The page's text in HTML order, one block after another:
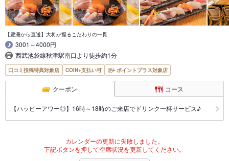
【豊洲から直送】大将が握るこだわりの一貫
3001～4000円
西武池袋線秋津駅南口より徒歩約1分
口コミ投稿特典対象店 COIN+支払い可 ポイントプラス対象店
クーポン コース
【ハッピーアワー◎】16時～18時のご来店でドリンク一杯サービス♪
カレンダーの更新に失敗しました。
下記ボタンを押して空席状況を更新してください。